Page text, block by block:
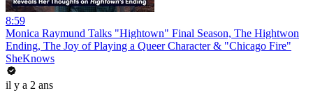
8:59
Monica Raymund Talks "Hightown" Final Season, The Hightwon
Ending, The Joy of Playing a Queer Character & "Chicago Fire"
SheKnows
il y a 2 ans